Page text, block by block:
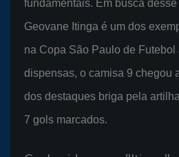
fundamentais. Em busca
Geovane Itinga é um dos
na Copa São Paulo de Futebol
dispensas, o camisa 9 chegou
dos destaques briga pela
7 gols marcados.